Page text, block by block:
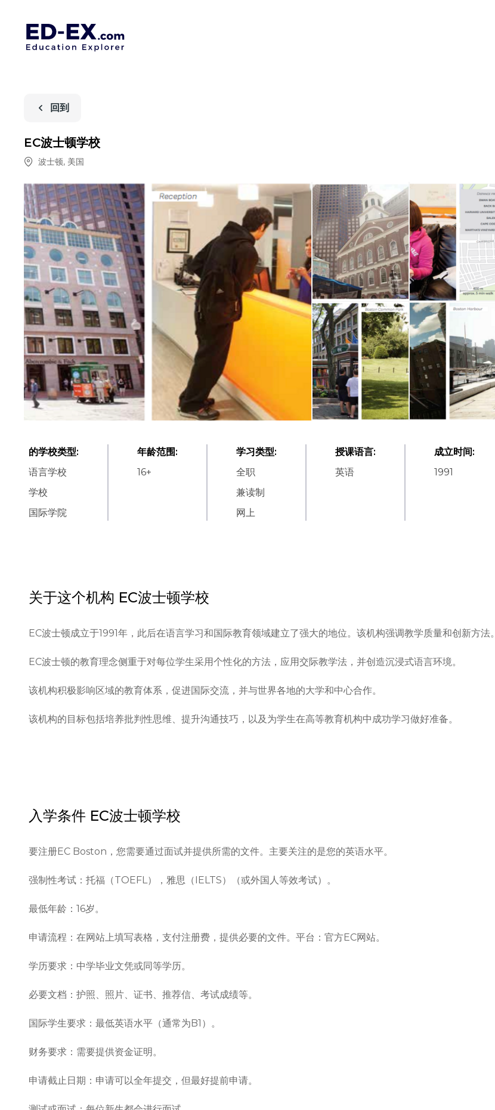
回到
EC波士顿学校
波士顿, 美国
的学校类型:
语言学校
学校
国际学院
年龄范围:
16+
学习类型:
全职
兼读制
网上
授课语言:
英语
成立时间:
1991
关于这个机构 EC波士顿学校
EC波士顿成立于1991年，此后在语言学习和国际教育领域建立了强大的地位。该机构强调教学质量和创新方法。
EC波士顿的教育理念侧重于对每位学生采用个性化的方法，应用交际教学法，并创造沉浸式语言环境。
该机构积极影响区域的教育体系，促进国际交流，并与世界各地的大学和中心合作。
该机构的目标包括培养批判性思维、提升沟通技巧，以及为学生在高等教育机构中成功学习做好准备。
入学条件 EC波士顿学校
要注册EC Boston，您需要通过面试并提供所需的文件。主要关注的是您的英语水平。
强制性考试：托福（TOEFL），雅思（IELTS）（或外国人等效考试）。
最低年龄：16岁。
申请流程：在网站上填写表格，支付注册费，提供必要的文件。平台：官方EC网站。
学历要求：中学毕业文凭或同等学历。
必要文档：护照、照片、证书、推荐信、考试成绩等。
国际学生要求：最低英语水平（通常为B1）。
财务要求：需要提供资金证明。
申请截止日期：申请可以全年提交，但最好提前申请。